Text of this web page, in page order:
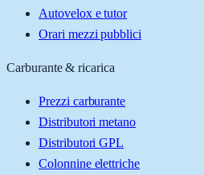
Autovelox e tutor
Orari mezzi pubblici
Carburante & ricarica
Prezzi carburante
Distributori metano
Distributori GPL
Colonnine elettriche